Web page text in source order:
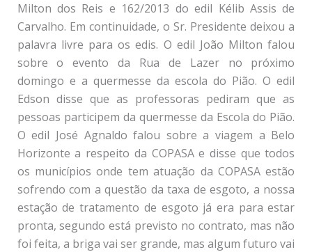
Milton dos Reis e 162/2013 do edil Kélib Assis de
Carvalho. Em continuidade, o Sr. Presidente deixou a
palavra livre para os edis. O edil João Milton falou
sobre o evento da Rua de Lazer no próximo
domingo e a quermesse da escola do Pião. O edil
Edson disse que as professoras pediram que as
pessoas participem da quermesse da Escola do Pião.
O edil José Agnaldo falou sobre a viagem a Belo
Horizonte a respeito da COPASA e disse que todos
os municípios onde tem atuação da COPASA estão
sofrendo com a questão da taxa de esgoto, a nossa
estação de tratamento de esgoto já era para estar
pronta, segundo está previsto no contrato, mas não
foi feita, a briga vai ser grande, mas algum futuro vai